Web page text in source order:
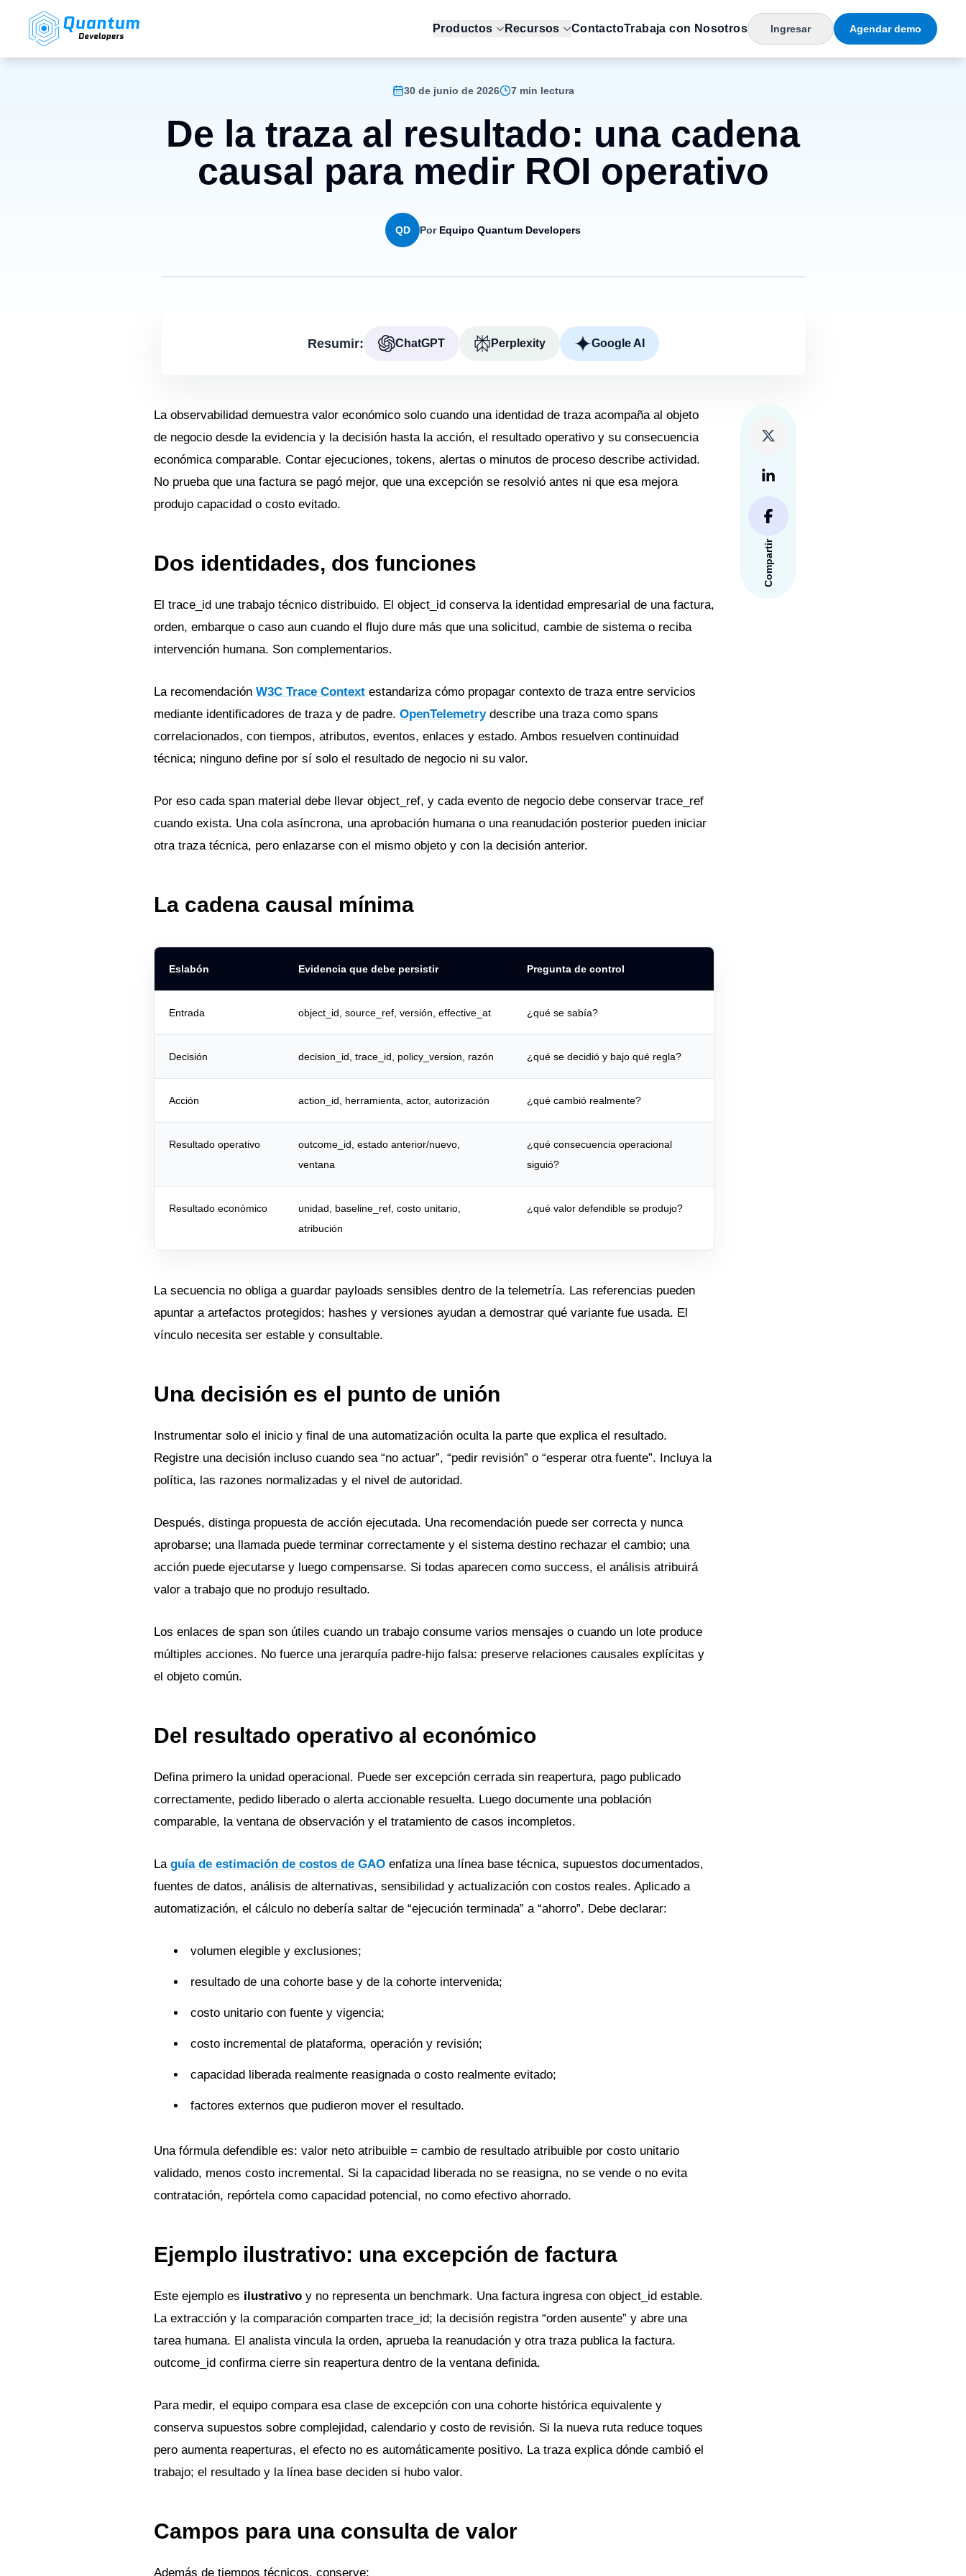
Productos Recursos ContactoTrabaja con Nosotros Ingresar Agendar demo
30 de junio de 2026 7 min lectura
De la traza al resultado: una cadena
causal para medir ROI operativo
QD Por Equipo Quantum Developers
Resumir: ChatGPT Perplexity Google AI
La observabilidad demuestra valor económico solo cuando una identidad de traza acompaña al objeto
de negocio desde la evidencia y la decisión hasta la acción, el resultado operativo y su consecuencia
económica comparable. Contar ejecuciones, tokens, alertas o minutos de proceso describe actividad.
No prueba que una factura se pagó mejor, que una excepción se resolvió antes ni que esa mejora
produjo capacidad o costo evitado.
Dos identidades, dos funciones
El trace_id une trabajo técnico distribuido. El object_id conserva la identidad empresarial de una factura,
orden, embarque o caso aun cuando el flujo dure más que una solicitud, cambie de sistema o reciba
intervención humana. Son complementarios.
La recomendación W3C Trace Context estandariza cómo propagar contexto de traza entre servicios
mediante identificadores de traza y de padre. OpenTelemetrydescribe una traza como spans
correlacionados, con tiempos, atributos, eventos, enlaces y estado. Ambos resuelven continuidad
técnica; ninguno define por sí solo el resultado de negocio ni su valor.
Por eso cada span material debe llevar object_ref, y cada evento de negocio debe conservar trace_ref
cuando exista. Una cola asíncrona, una aprobación humana o una reanudación posterior pueden iniciar
otra traza técnica, pero enlazarse con el mismo objeto y con la decisión anterior.
La cadena causal mínima
Eslabón Evidencia que debe persistir Pregunta de control
Entrada object_id, source_ref, versión, effective_at ¿qué se sabía?
Decisión decision_id, trace_id, policy_version, razón ¿qué se decidió y bajo qué regla?
Acción action_id, herramienta, actor, autorización ¿qué cambió realmente?
Resultado operativo
outcome_id, estado anterior/nuevo,
ventana
¿qué consecuencia operacional
siguió?
Resultado económico
unidad, baseline_ref, costo unitario,
atribución
¿qué valor defendible se produjo?
La secuencia no obliga a guardar payloads sensibles dentro de la telemetría. Las referencias pueden
apuntar a artefactos protegidos; hashes y versiones ayudan a demostrar qué variante fue usada. El
vínculo necesita ser estable y consultable.
Una decisión es el punto de unión
Instrumentar solo el inicio y final de una automatización oculta la parte que explica el resultado.
Registre una decisión incluso cuando sea “no actuar”, “pedir revisión” o “esperar otra fuente”. Incluya la
política, las razones normalizadas y el nivel de autoridad.
Después, distinga propuesta de acción ejecutada. Una recomendación puede ser correcta y nunca
aprobarse; una llamada puede terminar correctamente y el sistema destino rechazar el cambio; una
acción puede ejecutarse y luego compensarse. Si todas aparecen como success, el análisis atribuirá
valor a trabajo que no produjo resultado.
Los enlaces de span son útiles cuando un trabajo consume varios mensajes o cuando un lote produce
múltiples acciones. No fuerce una jerarquía padre-hijo falsa: preserve relaciones causales explícitas y
el objeto común.
Del resultado operativo al económico
Defina primero la unidad operacional. Puede ser excepción cerrada sin reapertura, pago publicado
correctamente, pedido liberado o alerta accionable resuelta. Luego documente una población
comparable, la ventana de observación y el tratamiento de casos incompletos.
La guía de estimación de costos de GAO enfatiza una línea base técnica, supuestos documentados,
fuentes de datos, análisis de alternativas, sensibilidad y actualización con costos reales. Aplicado a
automatización, el cálculo no debería saltar de “ejecución terminada” a “ahorro”. Debe declarar:
volumen elegible y exclusiones;
resultado de una cohorte base y de la cohorte intervenida;
costo unitario con fuente y vigencia;
costo incremental de plataforma, operación y revisión;
capacidad liberada realmente reasignada o costo realmente evitado;
factores externos que pudieron mover el resultado.
Una fórmula defendible es: valor neto atribuible = cambio de resultado atribuible por costo unitario
validado, menos costo incremental. Si la capacidad liberada no se reasigna, no se vende o no evita
contratación, repórtela como capacidad potencial, no como efectivo ahorrado.
Ejemplo ilustrativo: una excepción de factura
Este ejemplo es ilustrativo y no representa un benchmark. Una factura ingresa con object_id estable.
La extracción y la comparación comparten trace_id; la decisión registra “orden ausente” y abre una
tarea humana. El analista vincula la orden, aprueba la reanudación y otra traza publica la factura.
outcome_id confirma cierre sin reapertura dentro de la ventana definida.
Para medir, el equipo compara esa clase de excepción con una cohorte histórica equivalente y
conserva supuestos sobre complejidad, calendario y costo de revisión. Si la nueva ruta reduce toques
pero aumenta reaperturas, el efecto no es automáticamente positivo. La traza explica dónde cambió el
trabajo; el resultado y la línea base deciden si hubo valor.
Campos para una consulta de valor
Además de tiempos técnicos, conserve:
Compartir